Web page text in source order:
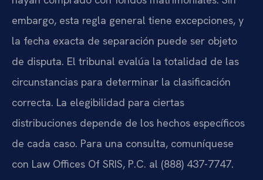
embargo, esta regla general tiene excepciones, y
la fecha exacta de separación puede ser objeto
de disputa. El tribunal evalúa la totalidad de las
circunstancias para determinar la clasificación
correcta. La elegibilidad para ciertas
distribuciones depende de los hechos específicos
de cada caso. Para una consulta, comuníquese
con Law Offices Of SRIS, P.C. al (888) 437-7747.